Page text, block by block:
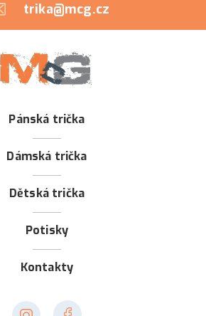
trika@mcg.cz
Pánská trička
Dámská trička
Dětská trička
Potisky
Kontakty